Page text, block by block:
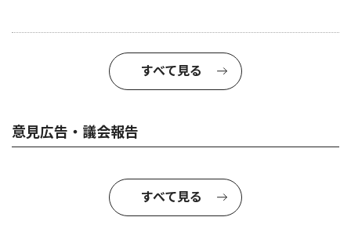
すべて見る
意見広告・議会報告
すべて見る